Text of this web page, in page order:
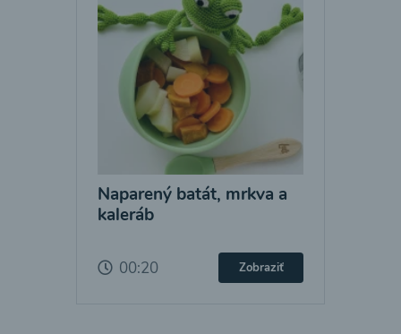
Naparený batát, mrkva a
kaleráb
00:20 Zobraziť